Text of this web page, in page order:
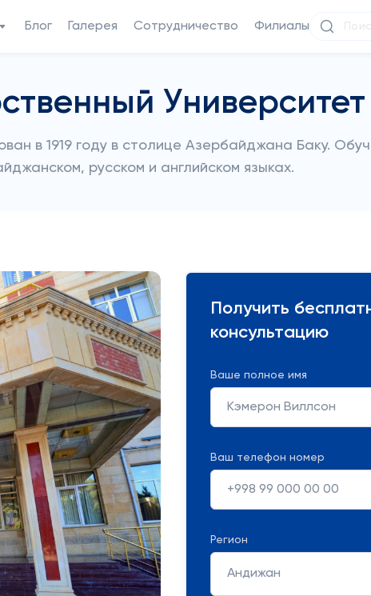
Блог Галерея Сотрудничество Филиалы
Университет
в 1919 году в столице Азербайджана Баку.
русском и английском языках.
Получить
консультацию
Ваше полное имя
Ваш телефон номер
Регион
Андижан